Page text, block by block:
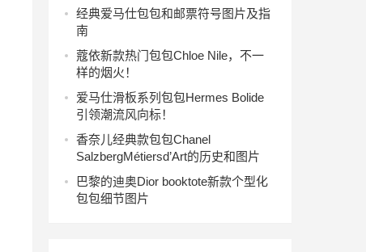
经典爱马仕包包和邮票符号图片及指
南
蔻依新款热门包包Chloe Nile，不一
样的烟火！
爱马仕滑板系列包包Hermes Bolide
引领潮流风向标！
香奈儿经典款包包Chanel
SalzbergMétiersd’Art的历史和图片
巴黎的迪奥Dior booktote新款个型化
包包细节图片